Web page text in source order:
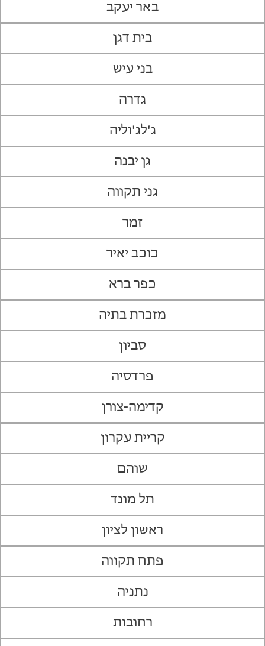
באר יעקב
בית דגן
בני עיש
גדרה
ג'לג'וליה
גן יבנה
גני תקווה
זמר
כוכב יאיר
כפר ברא
מזכרת בתיה
סביון
פרדסיה
קדימה-צורן
קריית עקרון
שוהם
תל מונד
ראשון לציון
פתח תקווה
נתניה
רחובות